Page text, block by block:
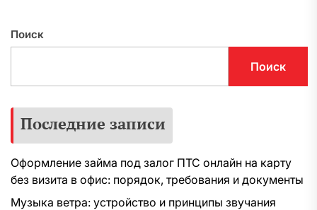
Поиск
Поиск
Последние записи
Оформление займа под залог ПТС онлайн на карту
без визита в офис: порядок, требования и документы
Музыка ветра: устройство и принципы звучания